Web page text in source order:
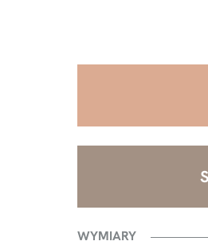
WYMIARY